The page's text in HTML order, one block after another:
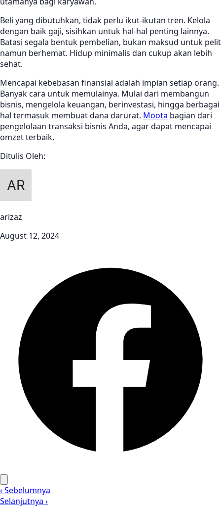
Beli yang dibutuhkan, tidak perlu ikut-ikutan tren. Kelola
dengan baik gaji, sisihkan untuk hal-hal penting lainnya.
Batasi segala bentuk pembelian, bukan maksud untuk pelit
namun berhemat. Hidup minimalis dan cukup akan lebih
sehat.
Mencapai kebebasan finansial adalah impian setiap orang.
Banyak cara untuk memulainya. Mulai dari membangun
bisnis, mengelola keuangan, berinvestasi, hingga berbagai
hal termasuk membuat dana darurat. Moota bagian dari
pengelolaan transaksi bisnis Anda, agar dapat mencapai
omzet terbaik.
Ditulis Oleh:
arizaz
August 12, 2024
‹ Sebelumnya
Selanjutnya ›